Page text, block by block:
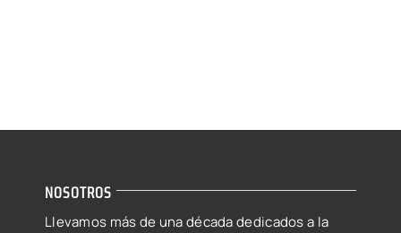
NOSOTROS
Llevamos más de una década dedicados a la